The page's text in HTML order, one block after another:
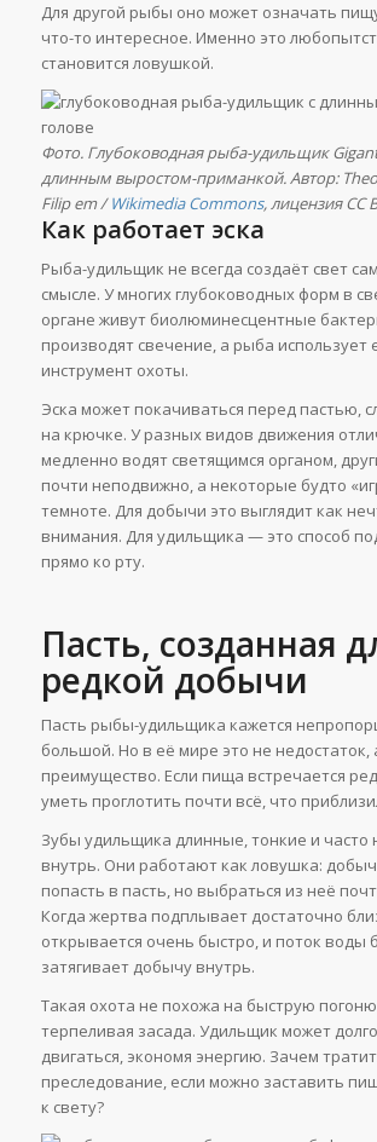
Для другой рыбы оно может означать
что-то интересное. Именно это
становится ловушкой.
Фото. Глубоководная рыба-удильщик
длинным выростом-приманкой. Автор:
Filip em /Wikimedia Commons, лицензия CC
Как работает эска
Рыба-удильщик не всегда создаёт свет
смысле. У многих глубоководных форм в
органе живут биолюминесцентные
производят свечение, а рыба использует
инструмент охоты.
Эска может покачиваться перед пастью,
на крючке. У разных видов движения
медленно водят светящимся органом,
почти неподвижно, а некоторые будто
темноте. Для добычи это выглядит как
внимания. Для удильщика — это способ
прямо ко рту.
Пасть, созданная
редкой добычи
Пасть рыбы-удильщика кажется
большой. Но в её мире это не недостаток,
преимущество. Если пища встречается
уметь проглотить почти всё, что
Зубы удильщика длинные, тонкие и часто
внутрь. Они работают как ловушка:
попасть в пасть, но выбраться из неё
Когда жертва подплывает достаточно
открывается очень быстро, и поток воды
затягивает добычу внутрь.
Такая охота не похожа на быструю
терпеливая засада. Удильщик может
двигаться, экономя энергию. Зачем
преследование, если можно заставить
к свету?